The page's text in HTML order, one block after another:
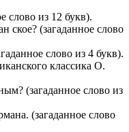
слово из 12 букв).
ское? (загаданное слово
слово из 4 букв).
классика О.
(загаданное слово из
(загаданное слово